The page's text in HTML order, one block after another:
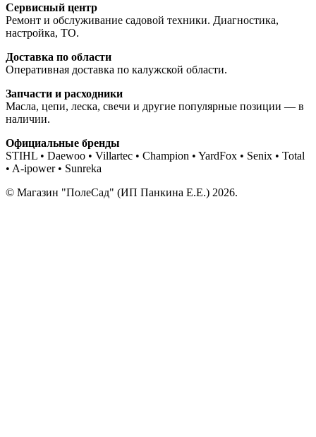
Сервисный центр
Ремонт и обслуживание садовой техники. Диагностика,
настройка, ТО.
Доставка по области
Оперативная доставка по калужской области.
Запчасти и расходники
Масла, цепи, леска, свечи и другие популярные позиции — в
наличии.
Официальные бренды
STIHL • Daewoo • Villartec • Champion • YardFox • Senix • Total
• A-ipower • Sunreka
© Магазин "ПолеСад" (ИП Панкина Е.Е.) 2026.